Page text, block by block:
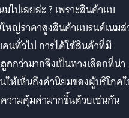
ไปเลยล่ะ ? เพราะสินค้าแบ
หญ่ราคาสูงสินค้าแบรนด์เนม
นทั่วไป การได้ใช้สินค้าที่มี
ถูกกว่ามากจึงเป็นทางเลือกที่น่า
ห้เห็นถึงค่านิยมของผู้บริโภค
ามคุ้มค่ามากขึ้นด้วยเช่นกัน